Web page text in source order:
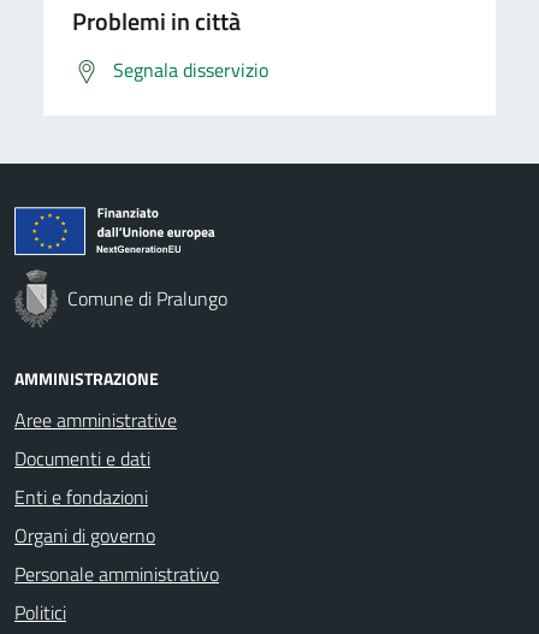
Problemi in città
Segnala disservizio
Comune di Pralungo
AMMINISTRAZIONE
Aree amministrative
Documenti e dati
Enti e fondazioni
Organi di governo
Personale amministrativo
Politici